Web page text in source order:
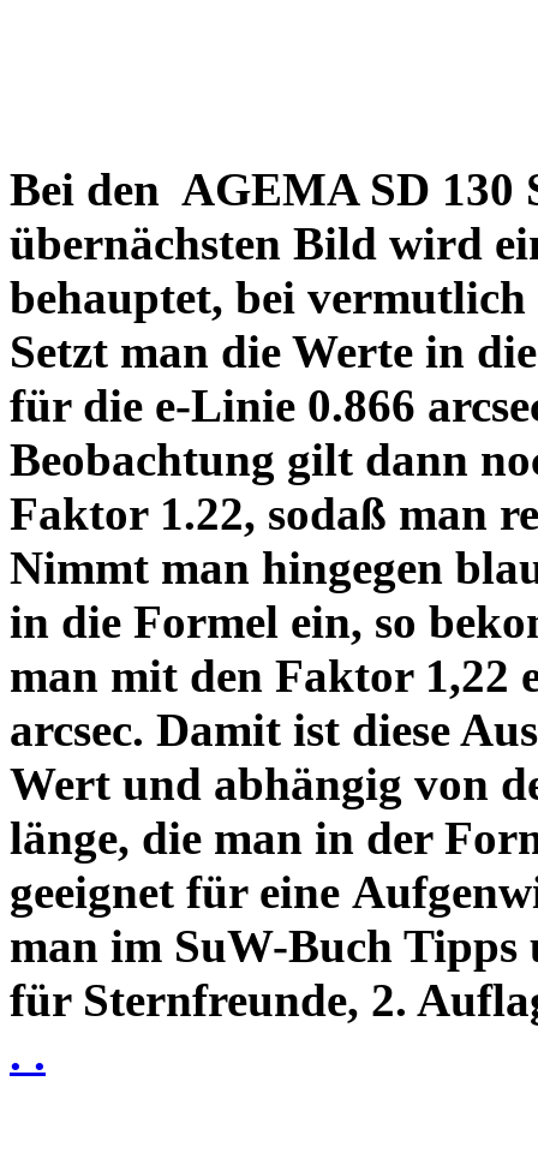
Bei den AGEMA SD 130
übernächsten Bild wird
behauptet, bei vermutlich
Setzt man die Werte in
für die e-Linie 0.866
Beobachtung gilt dann
Faktor 1.22, sodaß man
Nimmt man hingegen
in die Formel ein, so
man mit den Faktor 1,22
arcsec. Damit ist diese
Wert und abhängig von
länge, die man in der
geeignet für eine
man im SuW-Buch Tipps
für Sternfreunde, 2.
. .